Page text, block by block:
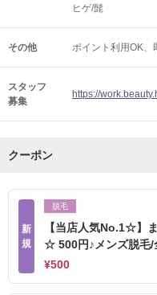
ヒゲ/髭
その他 ポイント利用OK
スタッフ
募集
https://
クーポン
新
規
脱毛
【当店人気No.1☆】
☆ 500円♪メンズ脱毛/
¥500